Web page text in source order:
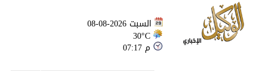
السبت 2026-08-08
30°C
07:17 م